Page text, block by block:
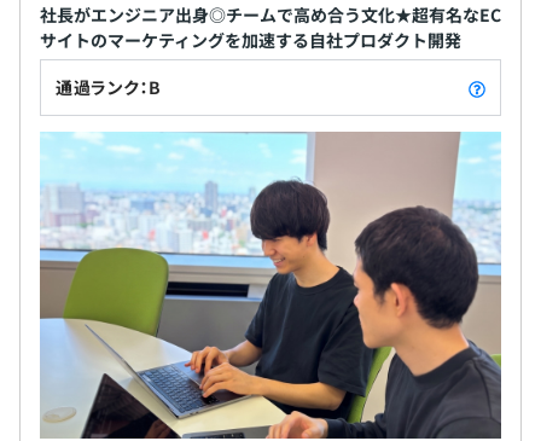
社長がエンジニア出身◎チームで高め合う文化★超有名なEC
サイトのマーケティングを加速する自社プロダクト開発
通過ランク：B